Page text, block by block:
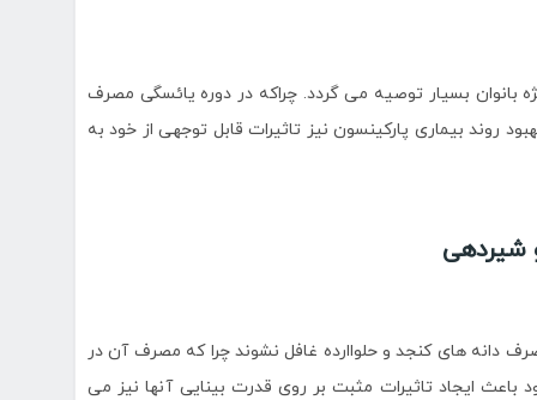
بانوان بسیار توصیه می گردد. چراکه در دوره یائسگی مصرف
روند بیماری پارکینسون نیز تاثیرات قابل توجهی از خود به
شیردهی
دانه های کنجد و حلواارده غافل نشوند چرا که مصرف آن در
ایجاد تاثیرات مثبت بر روی قدرت بینایی آنها نیز می